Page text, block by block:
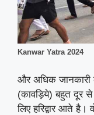
Kanwar Yatra 2024
और अधिक जानकारी
(कावड़िये) बहुत दूर
लिए हरिद्वार आते है।